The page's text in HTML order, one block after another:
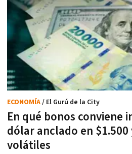
En qué bonos conviene
dólar anclado en
volátiles
ECONOMÍA/ El Gurú de la City